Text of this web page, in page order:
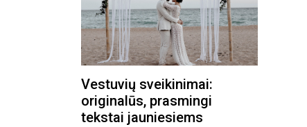
Vestuvių sveikinimai:
originalūs, prasmingi
tekstai jauniesiems